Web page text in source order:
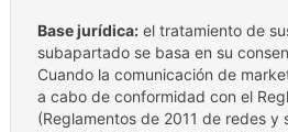
Base jurídica:el tratamiento de
subapartado se basa en su
Cuando la comunicación de
a cabo de conformidad con el
(Reglamentos de 2011 de redes